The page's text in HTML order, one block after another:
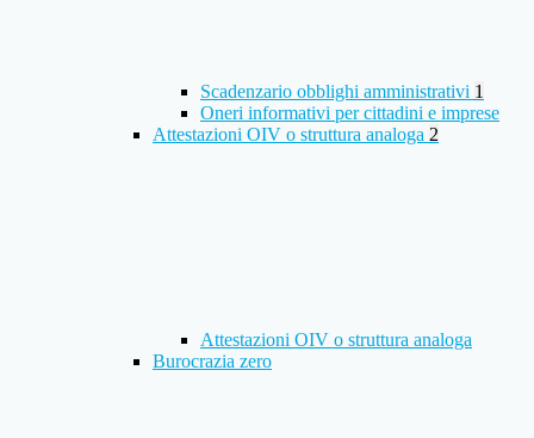
Scadenzario obblighi amministrativi 1
Oneri informativi per cittadini e imprese
Attestazioni OIV o struttura analoga 2
Attestazioni OIV o struttura analoga
Burocrazia zero